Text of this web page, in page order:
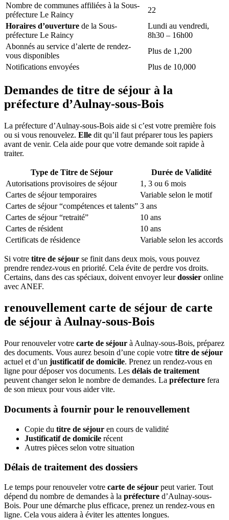
Nombre de communes affiliées à la Sous-
préfecture Le Raincy
22
Horaires d’ouverture de la Sous-
préfecture Le Raincy
Lundi au vendredi,
8h30 – 16h00
Abonnés au service d’alerte de rendez-
vous disponibles
Plus de 1,200
Notifications envoyées
Plus de 10,000
Demandes de titre de séjour à la
préfecture d’Aulnay-sous-Bois
La préfecture d’Aulnay-sous-Bois aide si c’est votre première fois
ou si vous renouvelez. Elle dit qu’il faut préparer tous les papiers
avant de venir. Cela aide pour que votre demande soit rapide à
traiter.
Type de Titre de Séjour
Durée de Validité
Autorisations provisoires de séjour
1, 3 ou 6 mois
Cartes de séjour temporaires
Variable selon le motif
Cartes de séjour “compétences et talents” 3 ans
Cartes de séjour “retraité”
10 ans
Cartes de résident
10 ans
Certificats de résidence
Variable selon les accords
Si votre titre de séjour se finit dans deux mois, vous pouvez
prendre rendez-vous en priorité. Cela évite de perdre vos droits.
Certains, dans des cas spéciaux, doivent envoyer leurdossier online
avec ANEF.
renouvellement carte de séjour de carte
de séjour à Aulnay-sous-Bois
Pour renouveler votre carte de séjour à Aulnay-sous-Bois, préparez
des documents. Vous aurez besoin d’une copie votre titre de séjour
actuel et d’un justificatif de domicile. Prenez un rendez-vous en
ligne pour déposer vos documents. Les délais de traitement
peuvent changer selon le nombre de demandes. La préfecture fera
de son mieux pour vous aider vite.
Documents à fournir pour le renouvellement
Copie du titre de séjour en cours de validité
Justificatif de domicile récent
Autres pièces selon votre situation
Délais de traitement des dossiers
Le temps pour renouveler votre carte de séjour peut varier. Tout
dépend du nombre de demandes à la préfecture d’Aulnay-sous-
Bois. Pour une démarche plus efficace, prenez un rendez-vous en
ligne. Cela vous aidera à éviter les attentes longues.